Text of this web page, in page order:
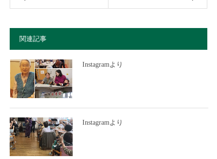
関連記事
Instagramより
Instagramより